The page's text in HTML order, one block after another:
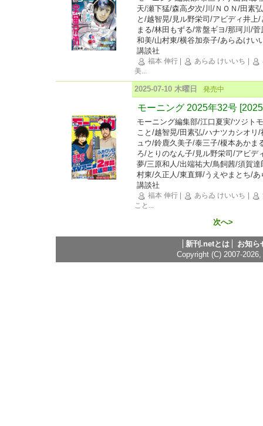
天/瀬下猛/森高夕次/川/ＮＯＮ/田素
と/越智晃/見ル野栄司/アビディ井
まる/林田もずる/常盤ギヨ/那珂川/
和美/山村東/横谷加奈子/あらゐけい
講談社
福本 伸行 あらゐ けいいち
美...
2025-07-10 木曜日 発売中
モーニング 2025年32号
モーニング編集部/江口夏実/ツジト
こと/越智晃/田素弘/ハナツカシオリ
ュウ/鈴鹿久美子/泰三子/榎本あかま
ろ/とりのなん子/見ル野栄司/アビデ
夢/三原和人/出端祐大/鳥飼茜/須賀
村東/久正人/東直輝/うえやまとち/
講談社
福本 伸行 あらゐ けいいち
こと ...
次へ>
新刊.netとは
お知ら
Copyright (C) 2007-2026,